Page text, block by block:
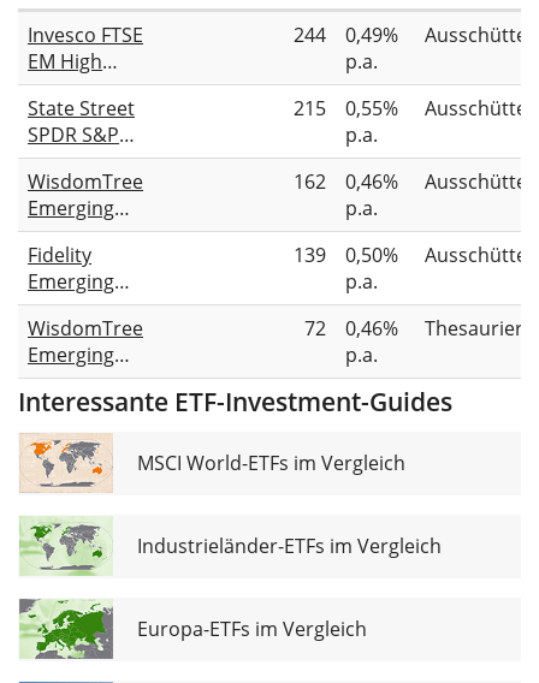
Invesco FTSE
EM High
Dividend Low
Volatility
UCITS ETF
244
0,49%
p.a.
State Street
SPDR S&P
Emerging
Markets
Dividend
Aristocrats
UCITS ETF USD
215
0,55%
p.a.
WisdomTree
Emerging
Markets High
Dividend
UCITS ETF Dist
162
0,46%
p.a.
Fidelity
Emerging
Markets
Quality
Income UCITS
ETF INC-USD
139
0,50%
p.a.
WisdomTree
Emerging
Markets High
Dividend
UCITS ETF Acc
72
0,46%
p.a.
Interessante ETF-Investment-Guides
MSCI World-ETFs im Vergleich
Industrieländer-ETFs im Vergleich
Europa-ETFs im Vergleich